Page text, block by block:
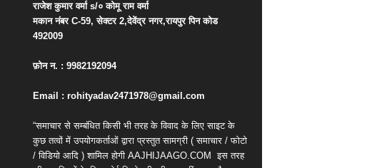
राजेश कुमार वर्माs/० कोमू राम वर्मा
मकान नंबरC-59,सेक्टर2,देवेंद्र नगर,रायपुर पिन कोड
492009
फ़ोन न. : 9982192094
Email : rohityadav2471978@gmail.com
“समाचार से सम्बंधित किसी भी तरह के विवाद के लिए साइट के
कुछ तत्वों में उपयोगकर्ताओं द्वारा प्रस्तुत सामग्री ( समाचार / फोटो
/ विडियो आदि ) शामिल होगी AAJHIJAAGO.COM इस तरह